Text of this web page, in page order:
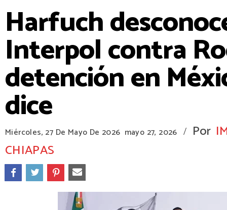
Harfuch
Interpol contra
detención en
dice
Miércoles, 27 De Mayo De 2026 mayo 27, 2026 / Por
CHIAPAS